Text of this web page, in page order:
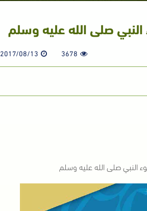
صلى الله عليه وسلم
3678
2017/08/13
النبي صلى الله عليه وسلم